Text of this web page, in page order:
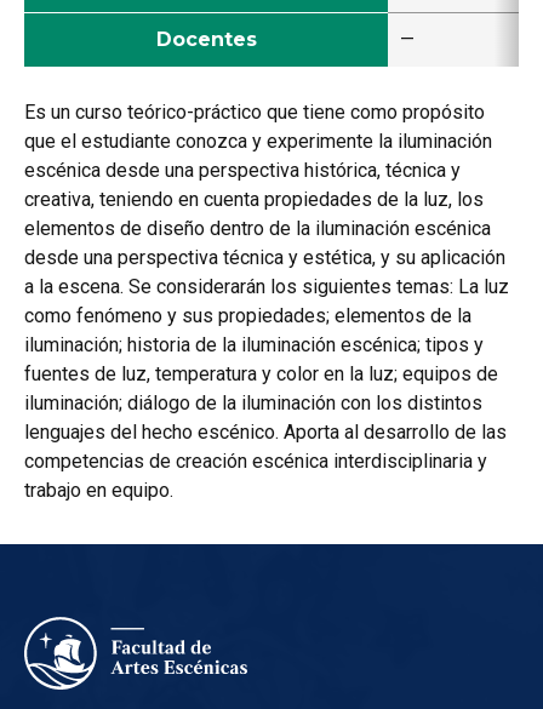
Docentes —
Es un curso teórico-práctico que tiene como propósito
que el estudiante conozca y experimente la iluminación
escénica desde una perspectiva histórica, técnica y
creativa, teniendo en cuenta propiedades de la luz, los
elementos de diseño dentro de la iluminación escénica
desde una perspectiva técnica y estética, y su aplicación
a la escena. Se considerarán los siguientes temas: La luz
como fenómeno y sus propiedades; elementos de la
iluminación; historia de la iluminación escénica; tipos y
fuentes de luz, temperatura y color en la luz; equipos de
iluminación; diálogo de la iluminación con los distintos
lenguajes del hecho escénico. Aporta al desarrollo de las
competencias de creación escénica interdisciplinaria y
trabajo en equipo.